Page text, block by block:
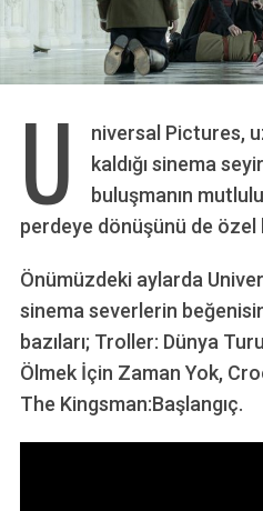
U
niversal Pictures,
kaldığı sinema
buluşmanın
perdeye dönüşünü de
Önümüzdeki aylarda
sinema severlerin
bazıları; Troller: Dünya
Ölmek İçin Zaman Yok,
The Kingsman:Başlangıç.